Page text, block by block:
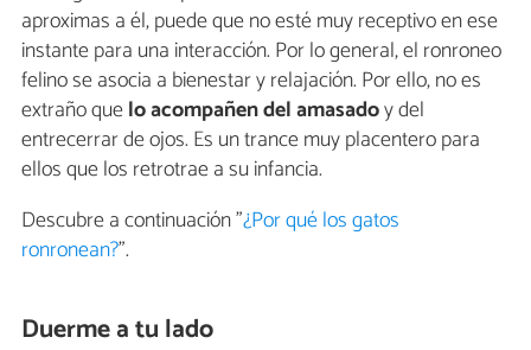
aproximas a él, puede que no esté muy receptivo en ese
instante para una interacción. Por lo general, el ronroneo
felino se asocia a bienestar y relajación. Por ello, no es
extraño quelo acompañen del amasadoy del
entrecerrar de ojos. Es un trance muy placentero para
ellos que los retrotrae a su infancia.
Descubre a continuación "¿Por qué los gatos
ronronean?".
Duerme a tu lado